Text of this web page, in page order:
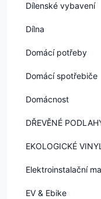
Dílenské vybavení
Dílna
Domácí potřeby
Domácí spotřebiče
Domácnost
DŘEVĚNÉ
EKOLOGICKÉ
Elektroinstalační
EV & Ebike